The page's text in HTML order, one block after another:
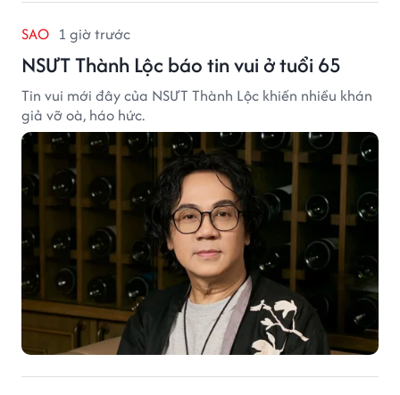
SAO 1 giờ trước
NSƯT Thành Lộc báo tin vui ở tuổi 65
Tin vui mới đây của NSƯT Thành Lộc khiến nhiều khán
giả vỡ oà, háo hức.